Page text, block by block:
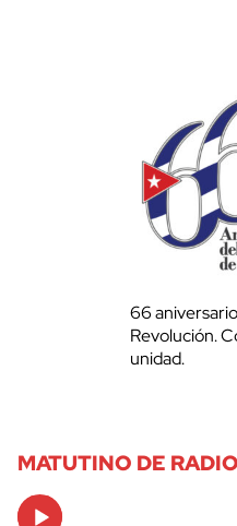
66
Revolución.
unidad.
MATUTINO DE
Audio